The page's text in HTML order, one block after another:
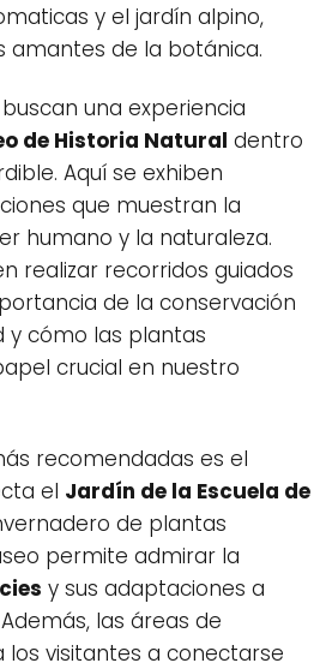
y el jardín alpino,
amantes de la botánica.
una experiencia
de Historia Natural dentro
Aquí se exhiben
que muestran la
humano y la naturaleza.
realizar recorridos guiados
de la conservación
y cómo las plantas
crucial en nuestro
recomendadas es el
el Jardín de la Escuela de
de plantas
permite admirar la
y sus adaptaciones a
las áreas de
los visitantes a conectarse